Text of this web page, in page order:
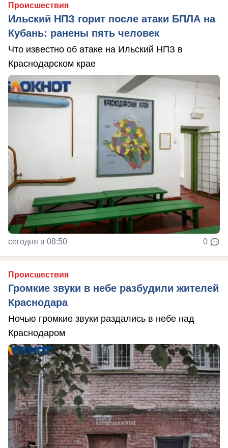
Происшествия
Ильский НПЗ горит после атаки БПЛА на
Кубань: ранены пять человек
Что известно об атаке на Ильский НПЗ в
Краснодарском крае
сегодня в 08:50 0
Происшествия
Громкие звуки в небе разбудили жителей
Краснодара
Ночью громкие звуки раздались в небе над
Краснодаром